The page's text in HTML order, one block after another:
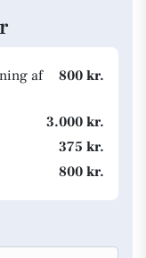
af
800 kr.
3.000 kr.
375 kr.
800 kr.